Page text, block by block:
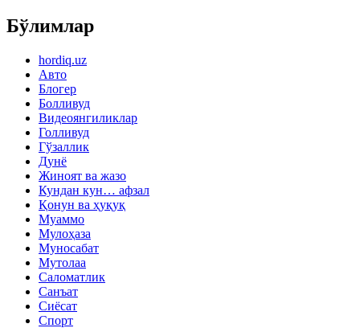
Бўлимлар
hordiq.uz
Авто
Блогер
Болливуд
Видеоянгиликлар
Голливуд
Гўзаллик
Дунё
Жиноят ва жазо
Кундан кун… афзал
Қонун ва ҳуқуқ
Муаммо
Мулоҳаза
Муносабат
Мутолаа
Саломатлик
Санъат
Сиёсат
Спорт